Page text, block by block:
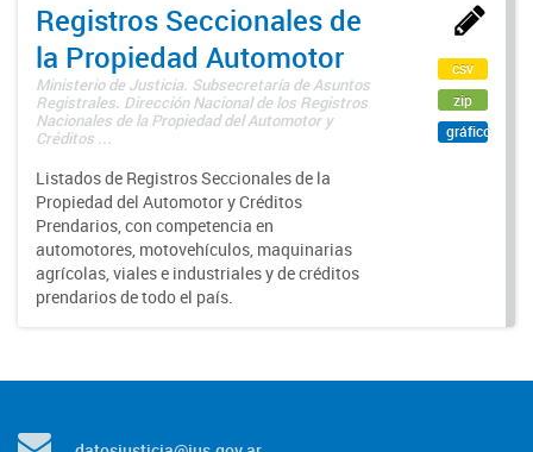
Registros Seccionales de
la Propiedad Automotor
Ministerio de Justicia. Subsecretaría de Asuntos
Registrales. Dirección Nacional de los Registros
Nacionales de la Propiedad del Automotor y
Créditos ...
Listados de Registros Seccionales de la
Propiedad del Automotor y Créditos
Prendarios, con competencia en
automotores, motovehículos, maquinarias
agrícolas, viales e industriales y de créditos
prendarios de todo el país.
csv
zip
gráfico